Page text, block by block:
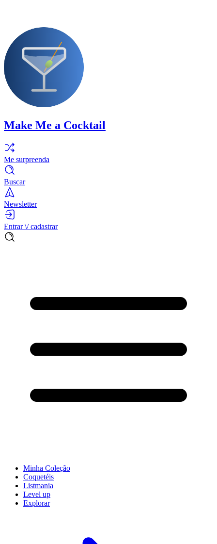
Make Me a Cocktail
Me surpreenda
Buscar
Newsletter
Entrar \/ cadastrar
Minha Coleção
Coquetéis
Listmania
Level up
Explorar